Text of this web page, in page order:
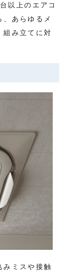
以上のエアコ
あらゆるメ
組み立てに対
ミスや接触